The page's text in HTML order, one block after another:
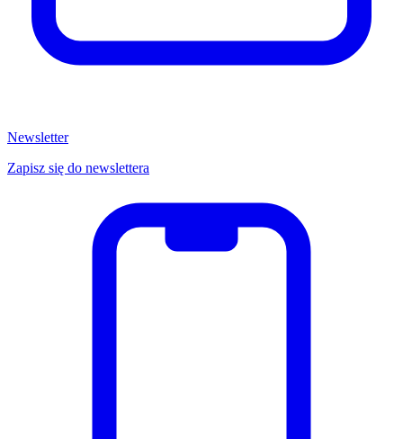
Newsletter
Zapisz się do newslettera